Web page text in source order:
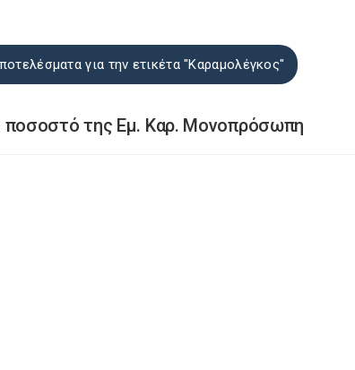
για την ετικέτα "Καραμολέγκος"
ποσοστό της Εμ. Καρ. Μονοπρόσωπη